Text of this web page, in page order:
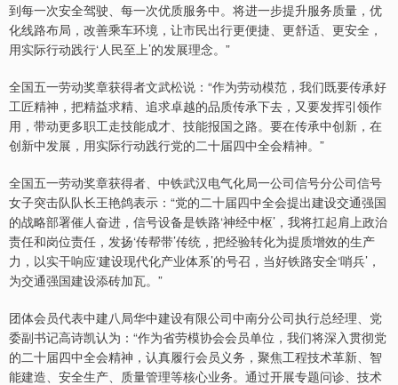
到每一次安全驾驶、每一次优质服务中。将进一步提升服务质量，优
化线路布局，改善乘车环境，让市民出行更便捷、更舒适、更安全，
用实际行动践行‘人民至上’的发展理念。”
全国五一劳动奖章获得者文武松说：“作为劳动模范，我们既要传承好
工匠精神，把精益求精、追求卓越的品质传承下去，又要发挥引领作
用，带动更多职工走技能成才、技能报国之路。要在传承中创新，在
创新中发展，用实际行动践行党的二十届四中全会精神。”
全国五一劳动奖章获得者、中铁武汉电气化局一公司信号分公司信号
女子突击队队长王艳鸽表示：“党的二十届四中全会提出建设交通强国
的战略部署催人奋进，信号设备是铁路‘神经中枢’，我将扛起肩上政治
责任和岗位责任，发扬‘传帮带’传统，把经验转化为提质增效的生产
力，以实干响应‘建设现代化产业体系’的号召，当好铁路安全‘哨兵’，
为交通强国建设添砖加瓦。”
团体会员代表中建八局华中建设有限公司中南分公司执行总经理、党
委副书记高诗凯认为：“作为省劳模协会会员单位，我们将深入贯彻党
的二十届四中全会精神，认真履行会员义务，聚焦工程技术革新、智
能建造、安全生产、质量管理等核心业务。通过开展专题问诊、技术
上证综指 3963.96 +23.92 +0.61%
深证成指 14305.62 -5.38 -0.04%